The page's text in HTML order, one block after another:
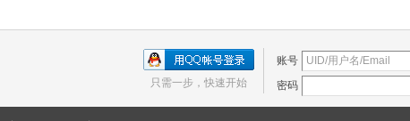
账号
密码
只需一步，快速开始